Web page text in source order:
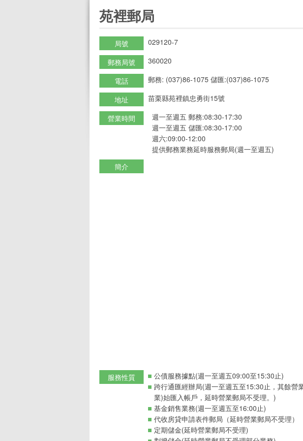
苑裡郵局
局號 029120-7
郵務局號 360020
電話 郵務: (037)86-1075 儲匯:(037)86-1075
地址 苗栗縣苑裡鎮忠勇街15號
營業時間
週一至週五 郵務:08:30-17:30
週一至週五 儲匯:08:30-17:00
週六:09:00-12:00
提供郵務業務延時服務郵局(週一至週五)
簡介
服務性質
公債服務據點(週一至週五09:00至15:30止)
跨行通匯經辦局(週一至週五至15:30止，其餘營
業)始匯入帳戶，延時營業郵局不受理。)
基金銷售業務(週一至週五至16:00止)
代收房貸申請表件郵局（延時營業郵局不受理）
定期儲金(延時營業郵局不受理)